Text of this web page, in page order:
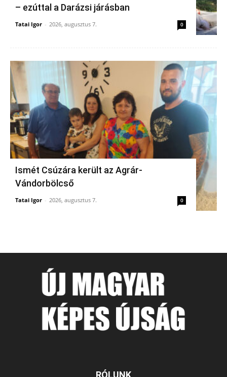
– ezúttal a Darázsi járásban
Tatai Igor - 2026, augusztus 7. 0
Ismét Csúzára került az Agrár-
Vándorbölcső
Tatai Igor - 2026, augusztus 7. 0
RÓLUNK